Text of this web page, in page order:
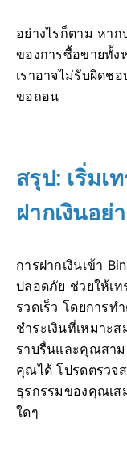
อย่างไรก็ตาม หา
ของการซื้อขายทั้ง
เราอาจไม่รับผิดช
ขอถอน
สรุป: เริ่มเ
ฝากเงินอย่
การฝากเงินเข้า
ปลอดภัย ช่วยให้เท
รวดเร็ว โดยการท
ชำระเงินที่เหมาะ
ราบรื่นและคุณสาม
คุณได้ โปรดตรวจ
ธุรกรรมของคุณเส
ใดๆ